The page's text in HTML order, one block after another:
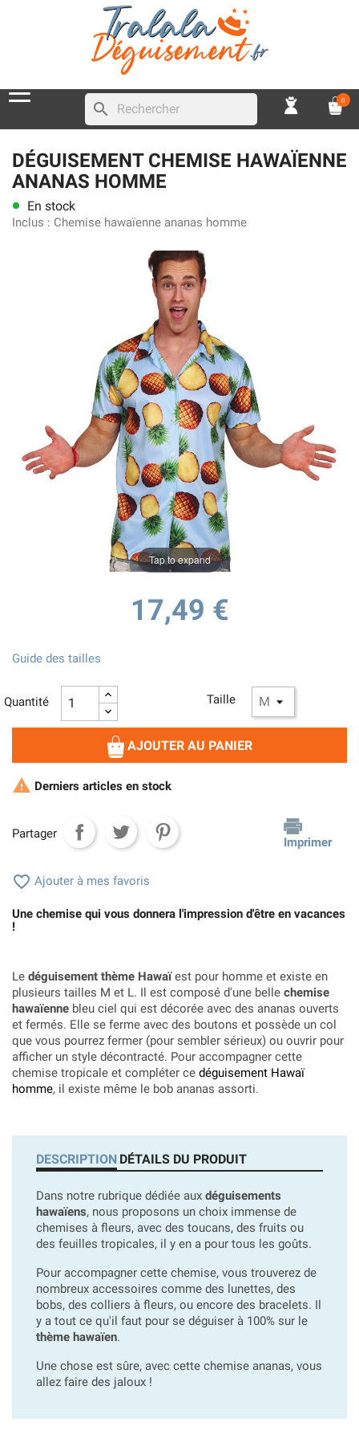
search 0
DÉGUISEMENT CHEMISE HAWAÏENNE
ANANAS HOMME
lens En stock
Inclus : Chemise hawaïenne ananas homme
Tap to expand
17,49 €
Taille
Guide des tailles
Quantité
AJOUTER AU PANIER
 Derniers articles en stock
Partager
Imprimer
 Ajouter à mes favoris
Une chemise qui vous donnera l'impression d'être en vacances
!
Le déguisement thème Hawaïest pour homme et existe en
plusieurs tailles M et L. Il est composé d'une belle chemise
hawaïenne bleu ciel qui est décorée avec des ananas ouverts
et fermés. Elle se ferme avec des boutons et possède un col
que vous pourrez fermer (pour sembler sérieux) ou ouvrir pour
afficher un style décontracté. Pour accompagner cette
chemise tropicale et compléter ce déguisement Hawaï
homme, il existe même le bob ananas assorti.
DESCRIPTION DÉTAILS DU PRODUIT
Dans notre rubrique dédiée aux déguisements
hawaïens, nous proposons un choix immense de
chemises à fleurs, avec des toucans, des fruits ou
des feuilles tropicales, il y en a pour tous les goûts.
Pour accompagner cette chemise, vous trouverez de
nombreux accessoires comme des lunettes, des
bobs, des colliers à fleurs, ou encore des bracelets. Il
y a tout ce qu'il faut pour se déguiser à 100% sur le
thème hawaïen.
Une chose est sûre, avec cette chemise ananas, vous
allez faire des jaloux !